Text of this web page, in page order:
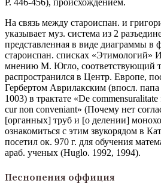
P. 446-456), происхождением.
На связь между староиспан. и
указывает муз. система из 2
представленная в виде диаграммы в
староиспан. списках «Этимологий»
мнению М. Югло, соответствующий
распространился в Центр. Европе,
Гербертом Аврилакским (впосл.
1003) в трактате «De
cur non conveniant» (Почему нет
[органных] труб и [о делении]
ознакомиться с этим звукорядом в
посетил ок. 970 г. для обучения
араб. ученых (Huglo. 1992, 1994).
Песнопения оффиция